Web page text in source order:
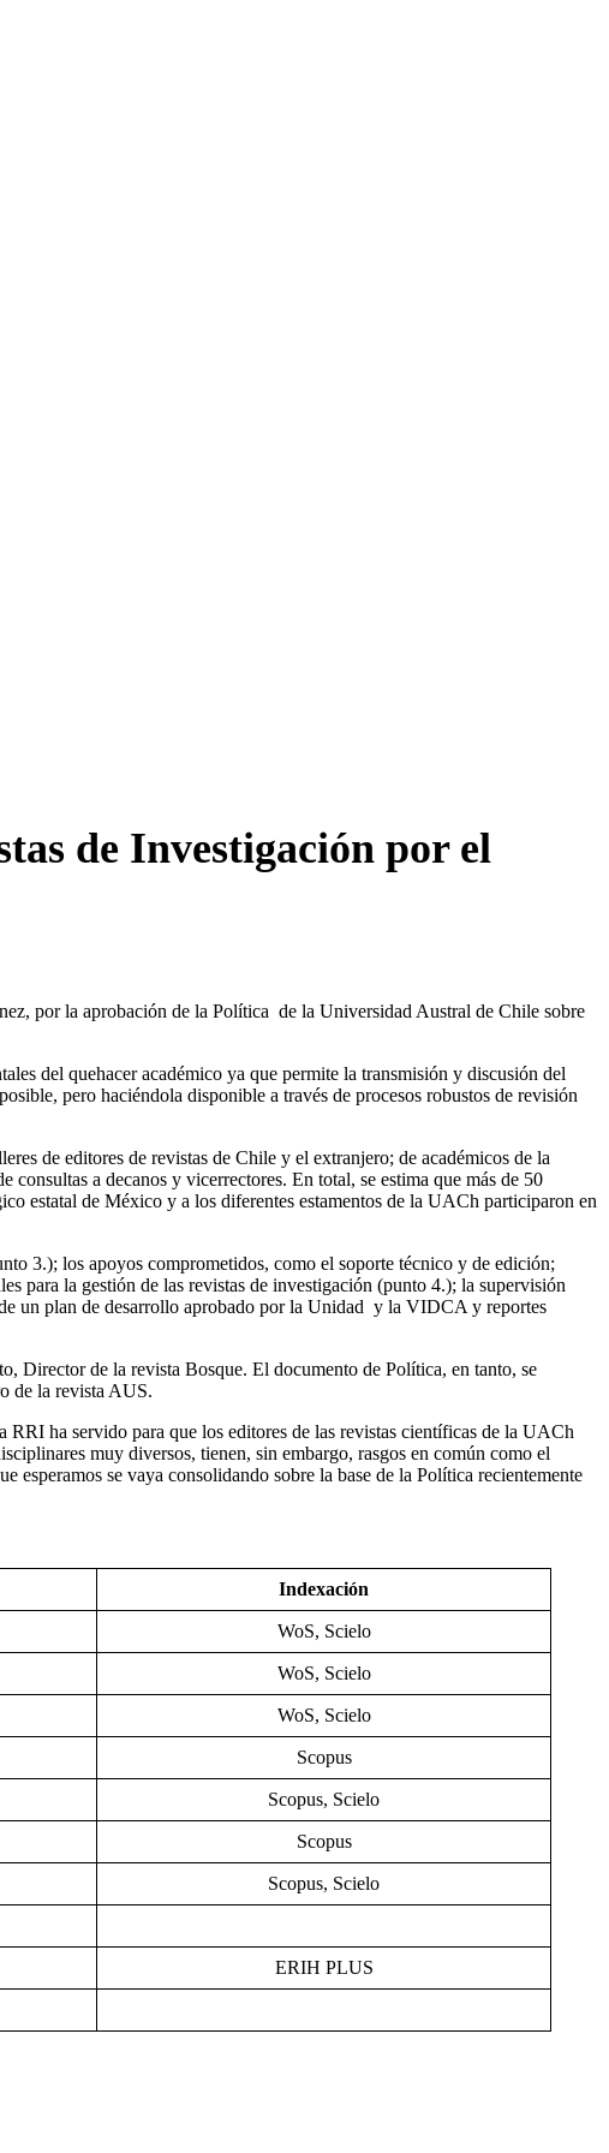
de Investigación por el
por la aprobación de la Política de la Universidad Austral de Chile sobre
del quehacer académico ya que permite la transmisión y discusión del
pero haciéndola disponible a través de procesos robustos de revisión
de editores de revistas de Chile y el extranjero; de académicos de la
a decanos y vicerrectores. En total, se estima que más de 50
estatal de México y a los diferentes estamentos de la UACh participaron en
3.); los apoyos comprometidos, como el soporte técnico y de edición;
para la gestión de las revistas de investigación (punto 4.); la supervisión
un plan de desarrollo aprobado por la Unidad y la VIDCA y reportes
Director de la revista Bosque. El documento de Política, en tanto, se
de la revista AUS.
ha servido para que los editores de las revistas científicas de la UACh
muy diversos, tienen, sin embargo, rasgos en común como el
se vaya consolidando sobre la base de la Política recientemente
Indexación
WoS, Scielo
WoS, Scielo
WoS, Scielo
Scopus
Scopus, Scielo
Scopus
Scopus, Scielo
ERIH PLUS